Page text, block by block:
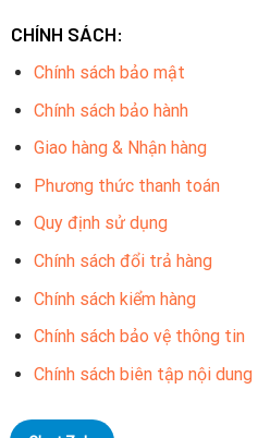
CHÍNH SÁCH:
Chính sách bảo mật
Chính sách bảo hành
Giao hàng & Nhận hàng
Phương thức thanh toán
Quy định sử dụng
Chính sách đổi trả hàng
Chính sách kiểm hàng
Chính sách bảo vệ thông tin
Chính sách biên tập nội dung